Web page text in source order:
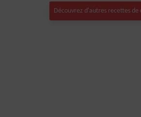
Découvrez d'autres recettes de